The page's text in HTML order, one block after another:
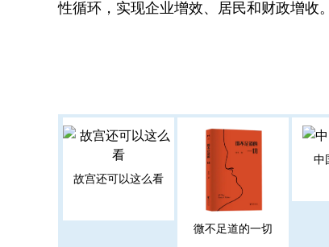
性循环，实现企业增效、居民和财政增收。
故宫还可以这么看
微不足道的一切
中